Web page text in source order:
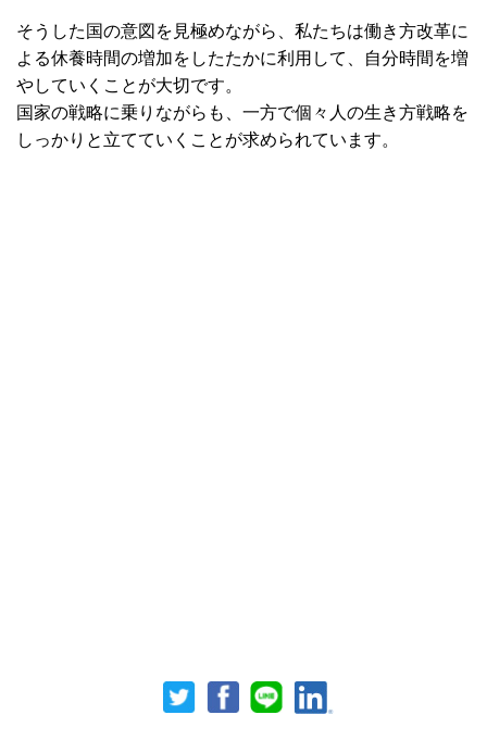
そうした国の意図を見極めながら、私たちは働き方改革に
よる休養時間の増加をしたたかに利用して、自分時間を増
やしていくことが大切です。
国家の戦略に乗りながらも、一方で個々人の生き方戦略を
しっかりと立てていくことが求められています。